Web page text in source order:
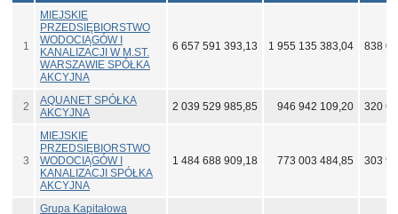
1
MIEJSKIE
PRZEDSIĘBIORSTWO
WODOCIĄGÓW I
KANALIZACJI W M.ST.
WARSZAWIE SPÓŁKA
AKCYJNA
6 657 591 393,13 1 955 135 383,04 838
2
AQUANET SPÓŁKA
AKCYJNA
2 039 529 985,85 946 942 109,20 320
3
MIEJSKIE
PRZEDSIĘBIORSTWO
WODOCIĄGÓW I
KANALIZACJI SPÓŁKA
AKCYJNA
1 484 688 909,18 773 003 484,85 303
Grupa Kapitałowa